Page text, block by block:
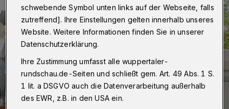
schwebende Symbol unten links auf der Webseite, falls
zutreffend]. Ihre Einstellungen gelten innerhalb unseres
Website. Weitere Informationen finden Sie in unserer
Datenschutzerklärung.
Ihre Zustimmung umfasst alle wuppertaler-
rundschau.de-Seiten und schließt gem. Art. 49 Abs. 1 S.
1 lit. a DSGVO auch die Datenverarbeitung außerhalb
des EWR, z.B. in den USA ein.